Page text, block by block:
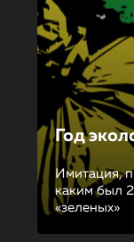
Год
Имитация,
каким был
«зеленых»